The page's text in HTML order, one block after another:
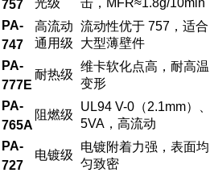
757
光级
击，MFR≈1.8g/10min
PA-
747
高流动
通用级
流动性优于 757，适合
大型薄壁件
PA-
777E
耐热级
维卡软化点高，耐高温
变形
PA-
765A
阻燃级
UL94 V-0（2.1mm）、
5VA，高流动
PA-
727
电镀级
电镀附着力强，表面均
匀致密